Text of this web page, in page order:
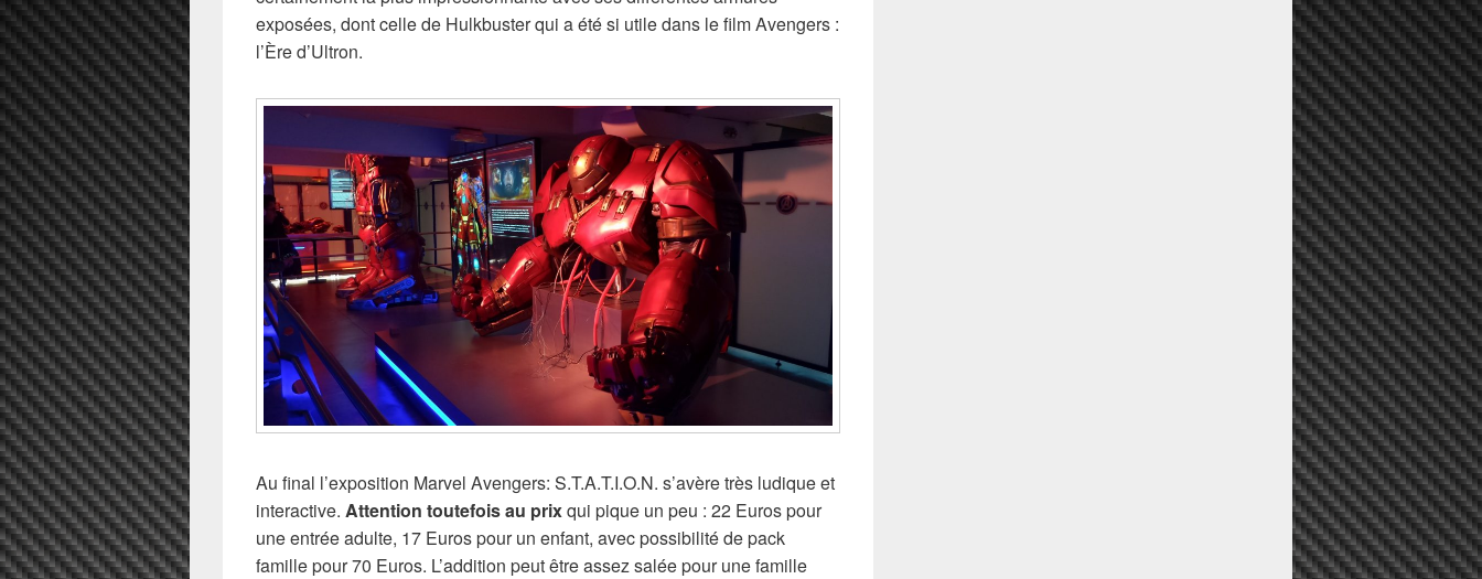
exposées, dont celle de Hulkbuster qui a été si utile dans le film Avengers :
l’Ère d’Ultron.
Au final l’exposition Marvel Avengers: S.T.A.T.I.O.N. s’avère très ludique et
interactive. Attention toutefois au prixqui pique un peu : 22 Euros pour
une entrée adulte, 17 Euros pour un enfant, avec possibilité de pack
famille pour 70 Euros. L’addition peut être assez salée pour une famille